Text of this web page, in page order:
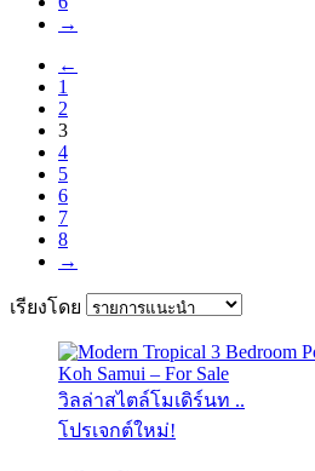
→
←
1
2
3
4
5
6
7
8
→
เรียงโดย
วิลล่าสไตล์โมเดิร์นท ..
โปรเจกต์ใหม่!